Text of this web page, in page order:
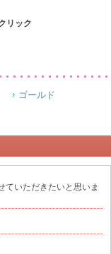
リック
ゴールド
ていただきたいと思いま